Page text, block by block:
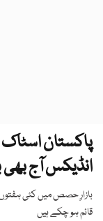
پاکستان
انڈیکس آج بھی
بازارِ حصص میں کئی
قائم ہو چکے ہیں